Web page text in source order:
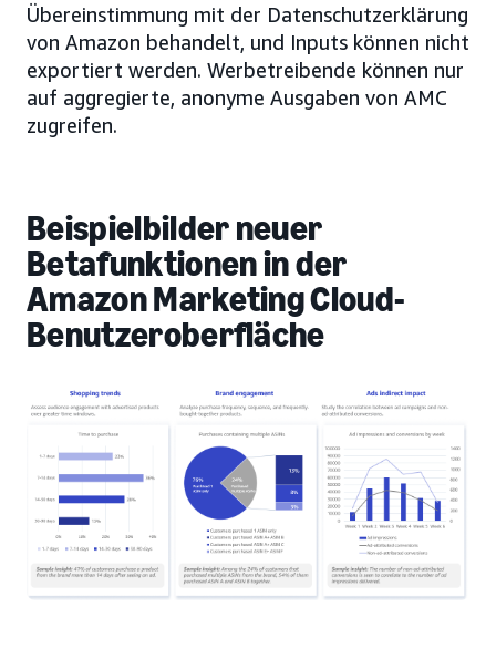
Übereinstimmung mit der Datenschutzerklärung
von Amazon behandelt, und Inputs können nicht
exportiert werden. Werbetreibende können nur
auf aggregierte, anonyme Ausgaben von AMC
zugreifen.
Beispielbilder neuer
Betafunktionen in der
Amazon Marketing Cloud-
Benutzeroberfläche